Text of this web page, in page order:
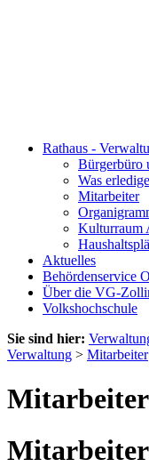
Rathaus -
Bürgerbüro
Was
Mitarbeiter
Kulturraum
Aktuelles
Behördenservice
Über die VG-
Volkshochschule
Sie sind hier:
Verwaltung > Mitarbeiter
Mitarbeiter